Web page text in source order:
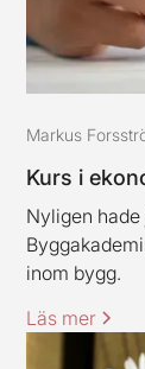
Markus
Kurs i
Nyligen
inom bygg.
Läs mer